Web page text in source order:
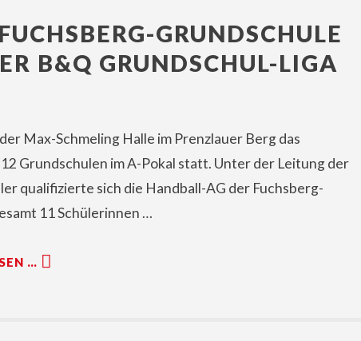
GRUNDSCHULE
B&Q GRUNDSCHUL-LIGA
Max-Schmeling Halle im Prenzlauer Berg das
Grundschulen im A-Pokal statt. Unter der Leitung der
qualifizierte sich die Handball-AG der Fuchsberg-
11 Schülerinnen …
…